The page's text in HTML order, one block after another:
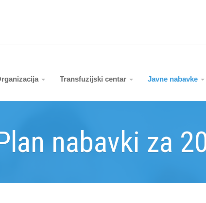
Transfuzijski centar Javne nabavke
nabavki za